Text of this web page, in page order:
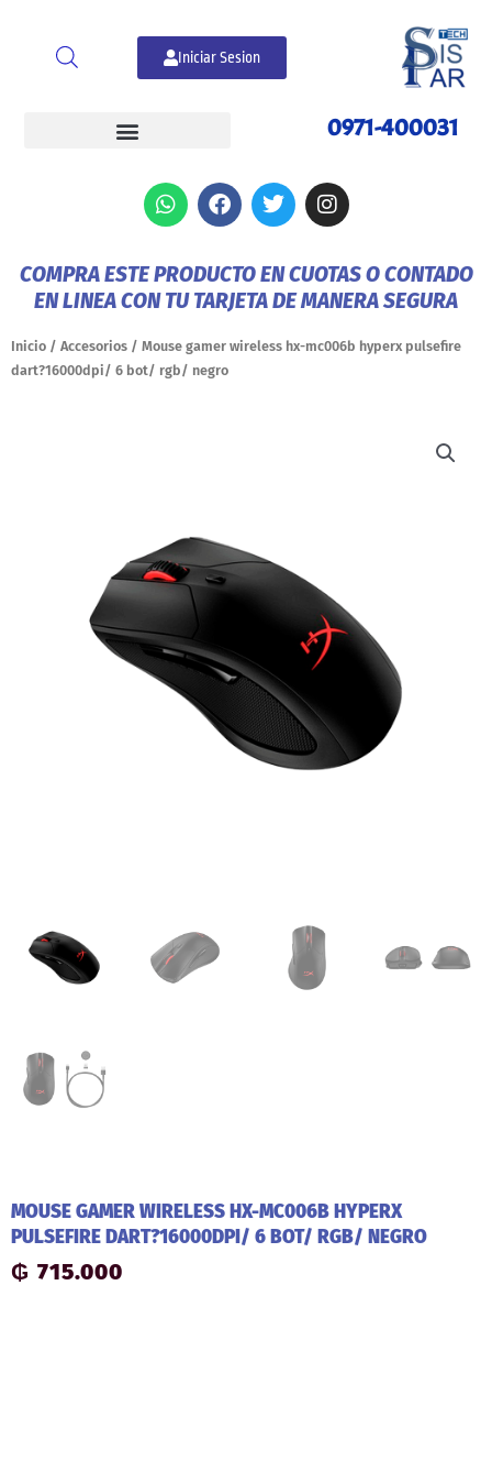
contenido
Iniciar Sesion
0971-400031
W
h
s
a
p
F
a
b
o
k
T
w
t
e
I
n
a
g
a
COMPRA ESTE PRODUCTO EN CUOTAS O CONTADO
EN LINEA CON TU TARJETA DE MANERA SEGURA
Inicio / Accesorios / Mouse gamer wireless hx-mc006b hyperx pulsefire
dart?16000dpi/ 6 bot/ rgb/ negro
MOUSE GAMER WIRELESS HX-MC006B HYPERX
PULSEFIRE DART?16000DPI/ 6 BOT/ RGB/ NEGRO
₲ 715.000